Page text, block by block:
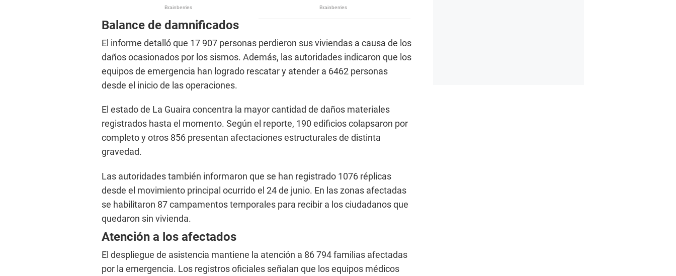
Balance de damnificados
El informe detalló que 17 907 personas perdieron sus viviendas a causa de los
daños ocasionados por los sismos. Además, las autoridades indicaron que los
equipos de emergencia han logrado rescatar y atender a 6462 personas
desde el inicio de las operaciones.
El estado de La Guaira concentra la mayor cantidad de daños materiales
registrados hasta el momento. Según el reporte, 190 edificios colapsaron por
completo y otros 856 presentan afectaciones estructurales de distinta
gravedad.
Las autoridades también informaron que se han registrado 1076 réplicas
desde el movimiento principal ocurrido el 24 de junio. En las zonas afectadas
se habilitaron 87 campamentos temporales para recibir a los ciudadanos que
quedaron sin vivienda.
Atención a los afectados
El despliegue de asistencia mantiene la atención a 86 794 familias afectadas
por la emergencia. Los registros oficiales señalan que los equipos médicos